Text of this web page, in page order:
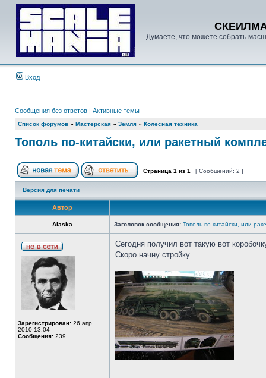
Думаете, что можете собрать
Вход
Сообщения без ответов | Активные темы
Список форумов » Мастерская » Земля » Колесная техника
Тополь по-китайски, или ракетный
Страница 1 из 1 [ Сообщений: 2 ]
Версия для печати
Автор
Alaska Заголовок сообщения: Тополь по-китайски, или
Зарегистрирован: 26 апр
2010 13:04
Сообщения: 239
Сегодня получил вот такую вот
Скоро начну стройку.